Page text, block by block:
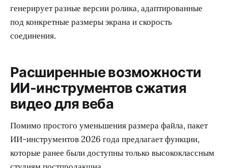
генерирует разные версии ролика, адаптированные
под конкретные размеры экрана и скорость
соединения.
Расширенные возможности
ИИ-инструментов сжатия
видео для веба
Помимо простого уменьшения размера файла, пакет
ИИ-инструментов 2026 года предлагает функции,
которые ранее были доступны только высококлассным